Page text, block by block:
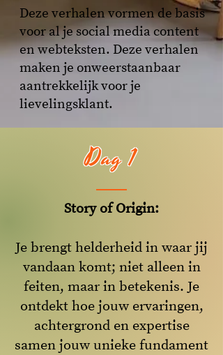
Deze verhalen vormen de basis
voor al je social media content
en webteksten. Deze verhalen
maken je onweerstaanbaar
aantrekkelijk voor je
lievelingsklant.
Dag 1
Story of Origin:
Je brengt helderheid in waar jij
vandaan komt; niet alleen in
feiten, maar in betekenis. Je
ontdekt hoe jouw ervaringen,
achtergrond en expertise
samen jouw unieke fundament